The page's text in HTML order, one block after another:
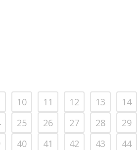
10 11 12 13
14
25 26 27 28
29
40 41 42 43
44